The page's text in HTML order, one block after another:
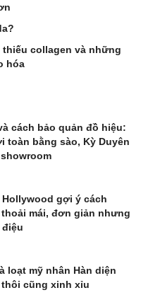
collagen và những
hóa
cách bảo quản đồ hiệu:
toàn bằng sào, Kỳ Duyên
Hollywood gợi ý cách
mái, đơn giản nhưng
loạt mỹ nhân Hàn diện
cũng xinh xỉu